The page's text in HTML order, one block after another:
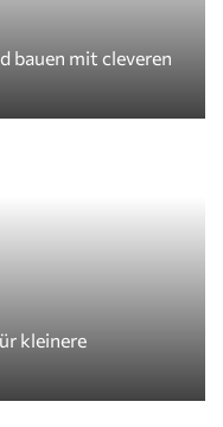
bauen mit cleveren
kleinere